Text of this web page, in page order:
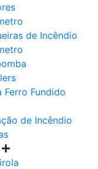
de Incêndio
Ferro Fundido
de Incêndio